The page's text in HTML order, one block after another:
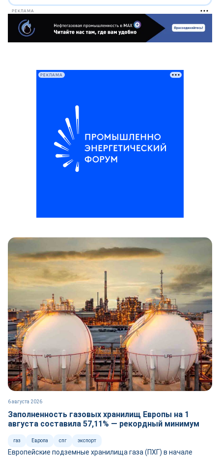
РЕКЛАМА
6 августа 2026
Заполненность газовых хранилищ Европы на 1
августа составила 57,11% — рекордный минимум
газ Европа спг экспорт
Европейские подземные хранилища газа (ПХГ) в начале
РЕКЛАМА